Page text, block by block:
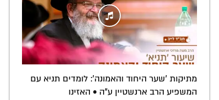
מתיקות 'שער היחוד והאמונה': לומדים תניא עם
המשפיע הרב ארנשטיין ע"ה • האזינו